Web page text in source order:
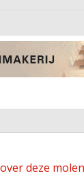
deze